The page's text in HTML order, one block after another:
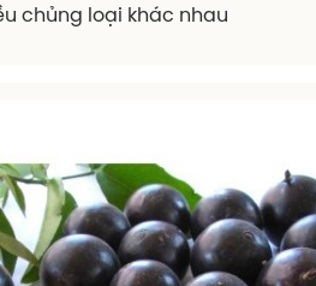
chủng loại khác nhau